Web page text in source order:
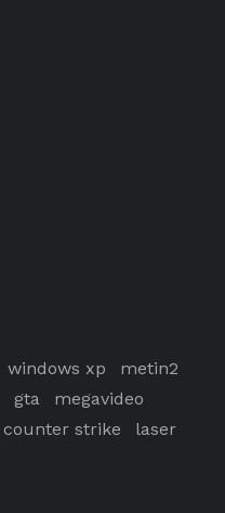
windows xp
metin2
gta
megavideo
counter strike laser